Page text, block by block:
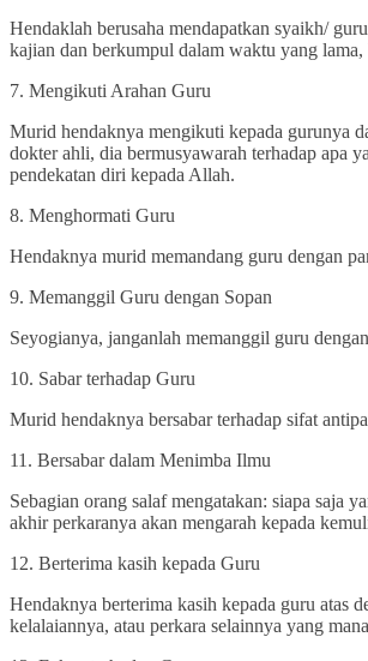
Hendaklah berusaha mendapatkan syaikh/
kajian dan berkumpul dalam waktu yang
7. Mengikuti Arahan Guru
Murid hendaknya mengikuti kepada gurunya
dokter ahli, dia bermusyawarah terhadap apa
pendekatan diri kepada Allah.
8. Menghormati Guru
Hendaknya murid memandang guru dengan
9. Memanggil Guru dengan Sopan
Seyogianya, janganlah memanggil guru
10. Sabar terhadap Guru
Murid hendaknya bersabar terhadap sifat
11. Bersabar dalam Menimba Ilmu
Sebagian orang salaf mengatakan: siapa saja
akhir perkaranya akan mengarah kepada
12. Berterima kasih kepada Guru
Hendaknya berterima kasih kepada guru atas
kelalaiannya, atau perkara selainnya yang